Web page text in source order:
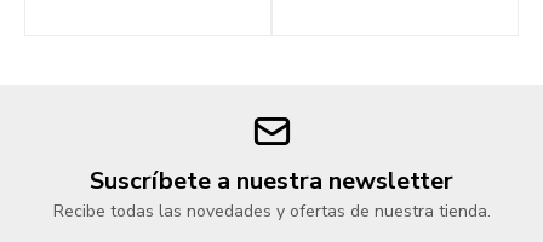
Suscríbete a nuestra newsletter
Recibe todas las novedades y ofertas de nuestra tienda.